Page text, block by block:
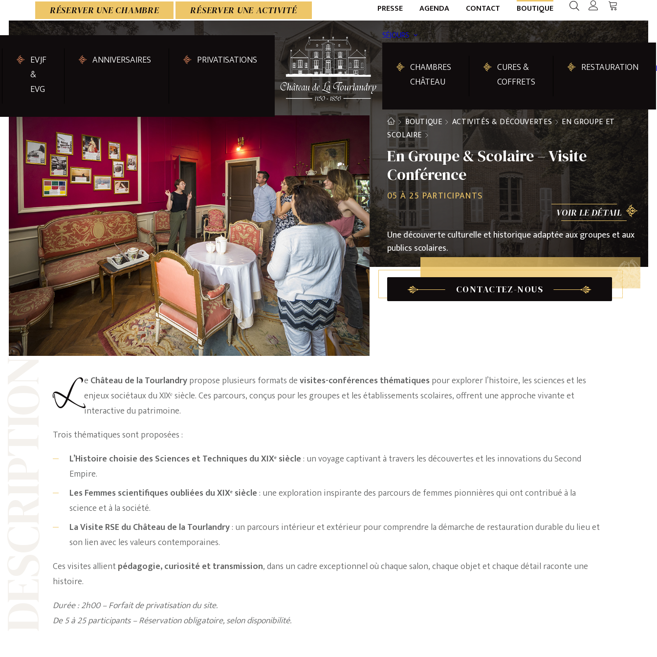
RÉSERVER UNE CHAMBRE RÉSERVER UNE ACTIVITÉ PRESSE AGENDA CONTACT BOUTIQUE
EVJF
&
EVG
ANNIVERSAIRES PRIVATISATIONS
SÉJOURS
CHAMBRES
CHÂTEAU
CURES &
COFFRETS
RESTAURATION
BOUTIQUE ACTIVITÉS & DÉCOUVERTES
EN GROUPE ET
SCOLAIRE
En Groupe & Scolaire – Visite
Conférence
05 À 25 PARTICIPANTS
VOIR LE DÉTAIL
Une découverte culturelle et historique adaptée aux groupes et aux
publics scolaires.
CONTACTEZ-NOUS
Le Château de la Tourlandrypropose plusieurs formats devisites-conférences thématiques pour explorer l’histoire, les sciences et les
enjeux sociétaux du XIXᵉ siècle. Ces parcours, conçus pour les groupes et les établissements scolaires, offrent une approche vivante et
interactive du patrimoine.
Trois thématiques sont proposées :
L’Histoire choisie des Sciences et Techniques du XIXᵉ siècle : un voyage captivant à travers les découvertes et les innovations du Second
Empire.
Les Femmes scientifiques oubliées du XIXᵉ siècle : une exploration inspirante des parcours de femmes pionnières qui ont contribué à la
science et à la société.
La Visite RSE du Château de la Tourlandry: un parcours intérieur et extérieur pour comprendre la démarche de restauration durable du lieu et
son lien avec les valeurs contemporaines.
Ces visites allientpédagogie, curiosité et transmission, dans un cadre exceptionnel où chaque salon, chaque objet et chaque détail raconte une
histoire.
Durée : 2h00 – Forfait de privatisation du site.
De 5 à 25 participants – Réservation obligatoire, selon disponibilité.